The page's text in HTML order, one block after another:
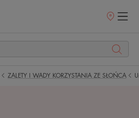
Punkty
ZALETY I WADY KORZYSTANIA ZE SŁOŃCA